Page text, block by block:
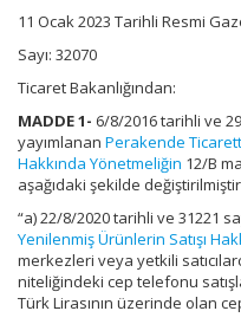
11 Ocak 2023 Tarihli Resmi
Sayı: 32070
Ticaret Bakanlığından:
MADDE 1- 6/8/2016 tarihli ve
yayımlanan Perakende
Hakkında Yönetmeliğin 12/B
aşağıdaki şekilde
“a) 22/8/2020 tarihli ve 31221
Yenilenmiş Ürünlerin Satışı
merkezleri veya yetkili
niteliğindeki cep telefonu
Türk Lirasının üzerinde olan